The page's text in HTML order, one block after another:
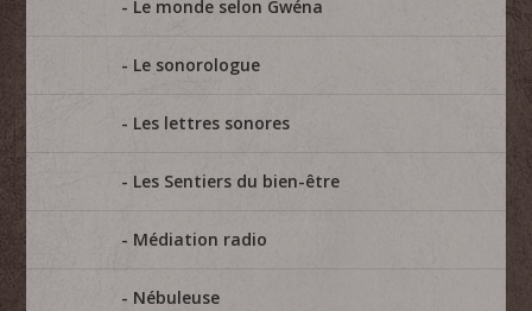
Le monde selon Gwéna
Le sonorologue
Les lettres sonores
Les Sentiers du bien-être
Médiation radio
Nébuleuse